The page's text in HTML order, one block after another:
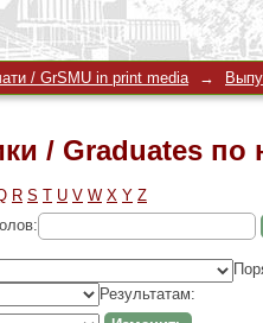
/ Graduates по
/ GrSMU in print media →
/ Graduates по
R S T U V W X Y Z
Результатам: